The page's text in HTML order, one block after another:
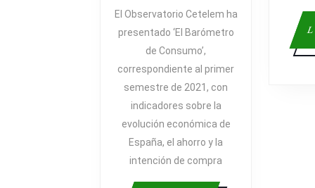
El Observatorio Cetelem ha
presentado ‘El Barómetro
de Consumo’,
correspondiente al primer
semestre de 2021, con
indicadores sobre la
evolución económica de
España, el ahorro y la
intención de compra